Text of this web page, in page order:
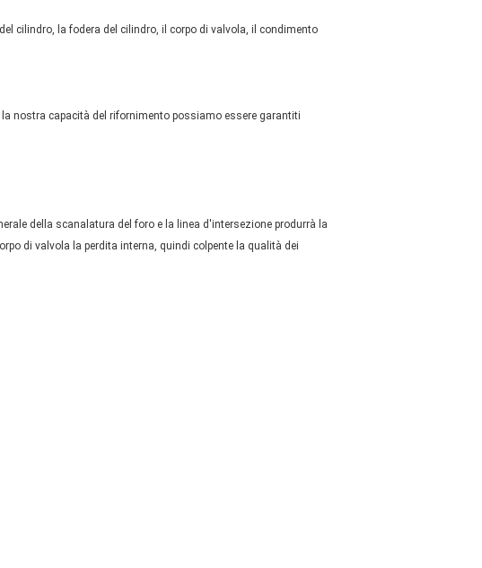
cilindro, la fodera del cilindro, il corpo di valvola, il condimento
nostra capacità del rifornimento possiamo essere garantiti
della scanalatura del foro e la linea d'intersezione produrrà la
di valvola la perdita interna, quindi colpente la qualità dei